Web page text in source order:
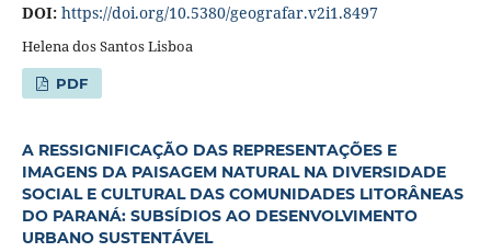
DOI: https://doi.org/10.5380/geografar.v2i1.8497
Helena dos Santos Lisboa
PDF
A RESSIGNIFICAÇÃO DAS REPRESENTAÇÕES E
IMAGENS DA PAISAGEM NATURAL NA DIVERSIDADE
SOCIAL E CULTURAL DAS COMUNIDADES LITORÂNEAS
DO PARANÁ: SUBSÍDIOS AO DESENVOLVIMENTO
URBANO SUSTENTÁVEL